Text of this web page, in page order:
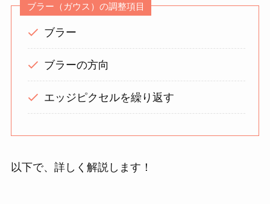
ブラー（ガウス）の調整項目
ブラー
ブラーの方向
エッジピクセルを繰り返す
以下で、詳しく解説します！